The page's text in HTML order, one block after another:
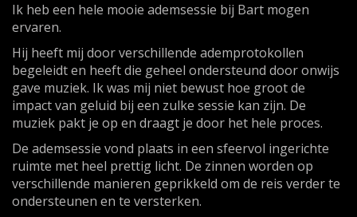
Ik heb een hele mooie ademsessie bij Bart mogen
ervaren.
Hij heeft mij door verschillende ademprotokollen
begeleidt en heeft die geheel ondersteund door onwijs
gave muziek. Ik was mij niet bewust hoe groot de
impact van geluid bij een zulke sessie kan zijn. De
muziek pakt je op en draagt je door het hele proces.
De ademsessie vond plaats in een sfeervol ingerichte
ruimte met heel prettig licht. De zinnen worden op
verschillende manieren geprikkeld om de reis verder te
ondersteunen en te versterken.